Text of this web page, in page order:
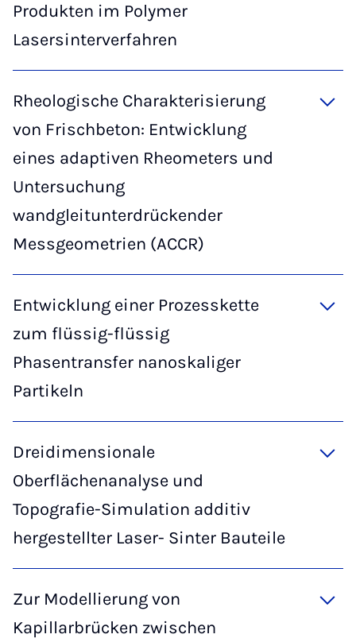
Produkten im Polymer
Lasersinterverfahren
Rheologische Charakterisierung
von Frischbeton: Entwicklung
eines adaptiven Rheometers und
Untersuchung
wandgleitunterdrückender
Messgeometrien (ACCR)
Entwicklung einer Prozesskette
zum flüssig-flüssig
Phasentransfer nanoskaliger
Partikeln
Dreidimensionale
Oberflächenanalyse und
Topografie-Simulation additiv
hergestellter Laser- Sinter Bauteile
Zur Modellierung von
Kapillarbrücken zwischen